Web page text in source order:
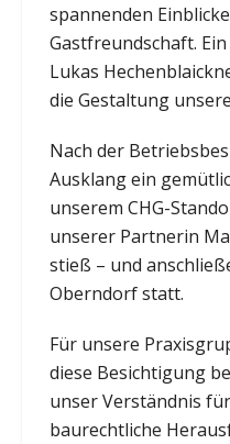
spannenden
Gastfreundschaft.
Lukas
die Gestaltung
Nach der
Ausklang ein
unserem CHG-
unserer Partnerin
stieß – und
Oberndorf statt.
Für unsere
diese Besichtigung
unser Verständnis
baurechtliche